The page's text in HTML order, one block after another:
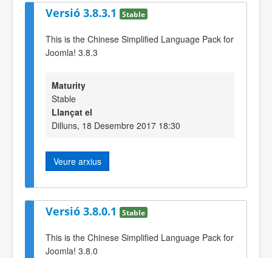
Versió 3.8.3.1 Stable
This is the Chinese Simplified Language Pack for
Joomla! 3.8.3
Maturity
Stable
Llançat el
Dilluns, 18 Desembre 2017 18:30
Veure arxius
Versió 3.8.0.1 Stable
This is the Chinese Simplified Language Pack for
Joomla! 3.8.0